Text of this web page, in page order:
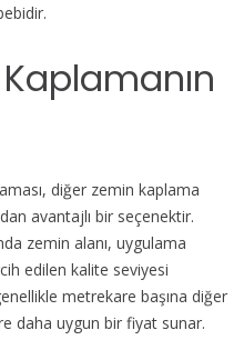
diğer zemin kaplama
avantajlı bir seçenektir.
zemin alanı, uygulama
edilen kalite seviyesi
metrekare başına diğer
daha uygun bir fiyat sunar.